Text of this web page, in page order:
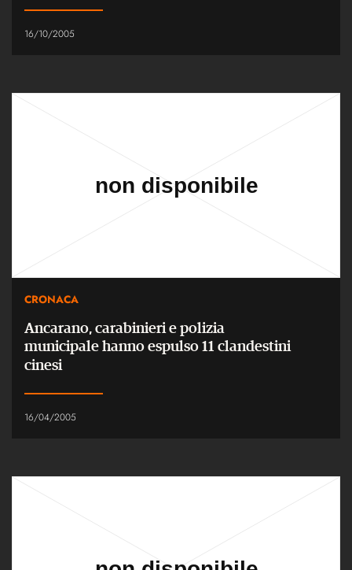
16/10/2005
CRONACA
Ancarano, carabinieri e polizia
municipale hanno espulso 11 clandestini
cinesi
16/04/2005